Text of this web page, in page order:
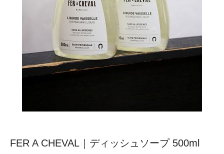
FER A CHEVAL｜ディッシュソープ 500ml